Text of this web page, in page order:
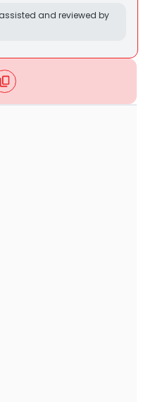
and reviewed by